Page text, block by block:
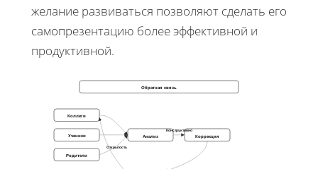
желание развиваться позволяют сделать его
самопрезентацию более эффективной и
продуктивной.
Обратная связь
Коллеги
Ученики
Родители
Анализ Коррекция
Конструктивно
Открытость